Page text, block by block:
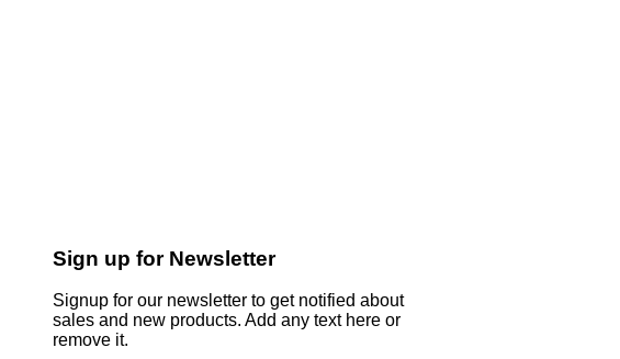
Sign up for Newsletter
Signup for our newsletter to get notified about
sales and new products. Add any text here or
remove it.